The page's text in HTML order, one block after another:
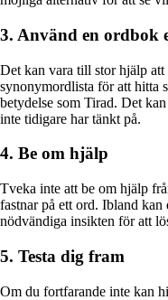
3. Använd en ordbok
Det kan vara till stor hjälp
synonymordlista för att hitta
betydelse som Tirad. Det
inte tidigare har tänkt på.
4. Be om hjälp
Tveka inte att be om hjälp
fastnar på ett ord. Ibland kan
nödvändiga insikten för att
5. Testa dig fram
Om du fortfarande inte kan